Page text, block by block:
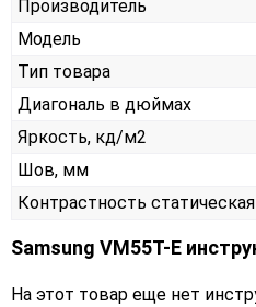
Производитель
Модель
Тип товара
Диагональ в дюймах
Яркость, кд/м2
Шов, мм
Контрастность статическая
Samsung VM55T-E
На этот товар еще нет